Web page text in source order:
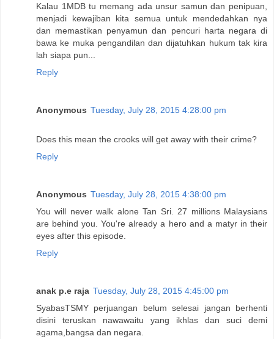
Kalau 1MDB tu memang ada unsur samun dan penipuan,
menjadi kewajiban kita semua untuk mendedahkan nya
dan memastikan penyamun dan pencuri harta negara di
bawa ke muka pengandilan dan dijatuhkan hukum tak kira
lah siapa pun...
Reply
Anonymous Tuesday, July 28, 2015 4:28:00 pm
Does this mean the crooks will get away with their crime?
Reply
Anonymous Tuesday, July 28, 2015 4:38:00 pm
You will never walk alone Tan Sri. 27 millions Malaysians
are behind you. You're already a hero and a matyr in their
eyes after this episode.
Reply
anak p.e raja Tuesday, July 28, 2015 4:45:00 pm
SyabasTSMY perjuangan belum selesai jangan berhenti
disini teruskan nawawaitu yang ikhlas dan suci demi
agama,bangsa dan negara.